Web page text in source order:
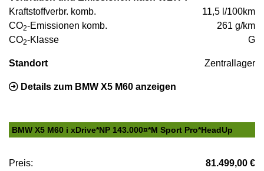
Kraftstoffverbr. komb.
11,5 l/100km
CO2-Emissionen komb.
261 g/km
CO2-Klasse G
Standort Zentrallager
Details zum BMW X5 M60 anzeigen
BMW X5 M60 i xDrive*NP 143.000¤*M Sport Pro*HeadUp
Preis:
81.499,00 €